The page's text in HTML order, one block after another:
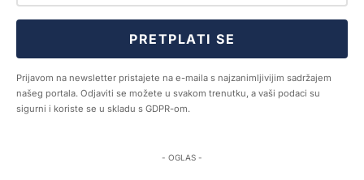
PRETPLATI SE
Prijavom na newsletter pristajete na e-maila s najzanimljivijim sadržajem
našeg portala. Odjaviti se možete u svakom trenutku, a vaši podaci su
sigurni i koriste se u skladu s GDPR-om.
- OGLAS -